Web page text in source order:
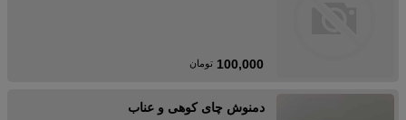
100,000 تومان
دمنوش چای کوهی و عناب